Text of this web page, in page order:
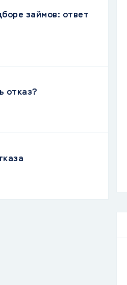
займов: ответ
отказ?